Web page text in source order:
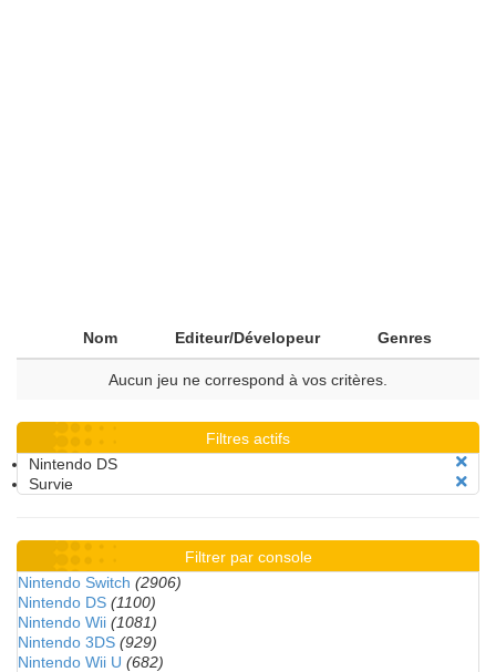
Nom Editeur/Dévelopeur Genres
Aucun jeu ne correspond à vos critères.
Filtres actifs
Nintendo DS
Survie
Filtrer par console
Nintendo Switch (2906)
Nintendo DS (1100)
Nintendo Wii (1081)
Nintendo 3DS (929)
Nintendo Wii U (682)